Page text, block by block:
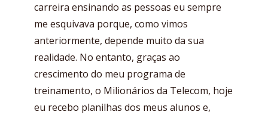
carreira ensinando as pessoas eu sempre
me esquivava porque, como vimos
anteriormente, depende muito da sua
realidade. No entanto, graças ao
crescimento do meu programa de
treinamento, o Milionários da Telecom, hoje
eu recebo planilhas dos meus alunos e,